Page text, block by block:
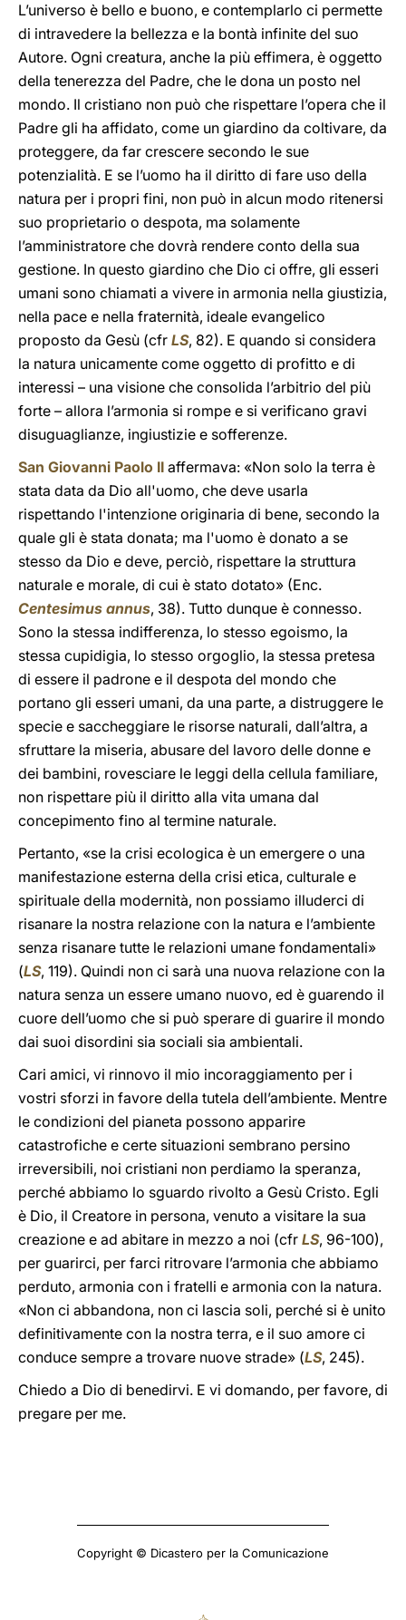
L’universo è bello e buono, e contemplarlo ci permette
di intravedere la bellezza e la bontà infinite del suo
Autore. Ogni creatura, anche la più effimera, è oggetto
della tenerezza del Padre, che le dona un posto nel
mondo. Il cristiano non può che rispettare l’opera che il
Padre gli ha affidato, come un giardino da coltivare, da
proteggere, da far crescere secondo le sue
potenzialità. E se l’uomo ha il diritto di fare uso della
natura per i propri fini, non può in alcun modo ritenersi
suo proprietario o despota, ma solamente
l’amministratore che dovrà rendere conto della sua
gestione. In questo giardino che Dio ci offre, gli esseri
umani sono chiamati a vivere in armonia nella giustizia,
nella pace e nella fraternità, ideale evangelico
proposto da Gesù (cfr LS, 82). E quando si considera
la natura unicamente come oggetto di profitto e di
interessi – una visione che consolida l’arbitrio del più
forte – allora l’armonia si rompe e si verificano gravi
disuguaglianze, ingiustizie e sofferenze.
San Giovanni Paolo II affermava: «Non solo la terra è
stata data da Dio all'uomo, che deve usarla
rispettando l'intenzione originaria di bene, secondo la
quale gli è stata donata; ma l'uomo è donato a se
stesso da Dio e deve, perciò, rispettare la struttura
naturale e morale, di cui è stato dotato» (Enc.
Centesimus annus, 38). Tutto dunque è connesso.
Sono la stessa indifferenza, lo stesso egoismo, la
stessa cupidigia, lo stesso orgoglio, la stessa pretesa
di essere il padrone e il despota del mondo che
portano gli esseri umani, da una parte, a distruggere le
specie e saccheggiare le risorse naturali, dall’altra, a
sfruttare la miseria, abusare del lavoro delle donne e
dei bambini, rovesciare le leggi della cellula familiare,
non rispettare più il diritto alla vita umana dal
concepimento fino al termine naturale.
Pertanto, «se la crisi ecologica è un emergere o una
manifestazione esterna della crisi etica, culturale e
spirituale della modernità, non possiamo illuderci di
risanare la nostra relazione con la natura e l’ambiente
senza risanare tutte le relazioni umane fondamentali»
(LS, 119). Quindi non ci sarà una nuova relazione con la
natura senza un essere umano nuovo, ed è guarendo il
cuore dell’uomo che si può sperare di guarire il mondo
dai suoi disordini sia sociali sia ambientali.
Cari amici, vi rinnovo il mio incoraggiamento per i
vostri sforzi in favore della tutela dell’ambiente. Mentre
le condizioni del pianeta possono apparire
catastrofiche e certe situazioni sembrano persino
irreversibili, noi cristiani non perdiamo la speranza,
perché abbiamo lo sguardo rivolto a Gesù Cristo. Egli
è Dio, il Creatore in persona, venuto a visitare la sua
creazione e ad abitare in mezzo a noi (cfr LS, 96-100),
per guarirci, per farci ritrovare l’armonia che abbiamo
perduto, armonia con i fratelli e armonia con la natura.
«Non ci abbandona, non ci lascia soli, perché si è unito
definitivamente con la nostra terra, e il suo amore ci
conduce sempre a trovare nuove strade» (LS, 245).
Chiedo a Dio di benedirvi. E vi domando, per favore, di
pregare per me.
Copyright © Dicastero per la Comunicazione